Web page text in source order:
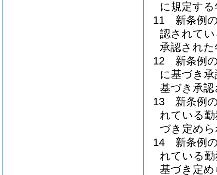
に規定す
11
新条例
認されて
承認され
12
新条例
に基づき
基づき承
13
新条例
れている勤
づき定め
14
新条例
れている勤
基づき定